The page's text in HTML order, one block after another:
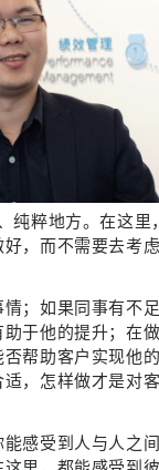
纯粹地方。在这里
，而不需要去考
；如果同事有不
于他的提升；在
帮助客户实现他
，怎样做才是对
能感受到人与人之